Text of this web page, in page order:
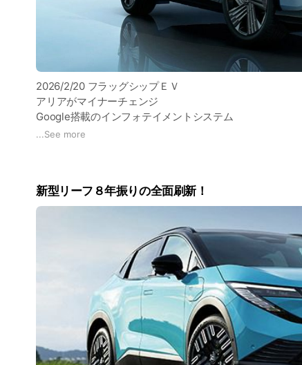
2026/2/20 フラッグシップＥＶ
アリアがマイナーチェンジ
Google搭載のインフォテイメントシステム
バッテリーから電気を取りだすV2Lなど
...See more
新型リーフ８年振りの全面刷新！